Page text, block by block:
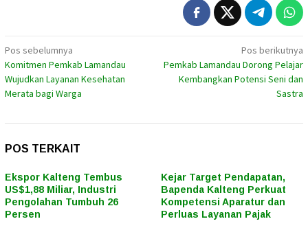
Navigasi
pos
Pos sebelumnya
Komitmen Pemkab Lamandau
Wujudkan Layanan Kesehatan
Merata bagi Warga
Pos berikutnya
Pemkab Lamandau Dorong Pelajar
Kembangkan Potensi Seni dan
Sastra
POS TERKAIT
Ekspor Kalteng Tembus
US$1,88 Miliar, Industri
Pengolahan Tumbuh 26
Persen
Kejar Target Pendapatan,
Bapenda Kalteng Perkuat
Kompetensi Aparatur dan
Perluas Layanan Pajak